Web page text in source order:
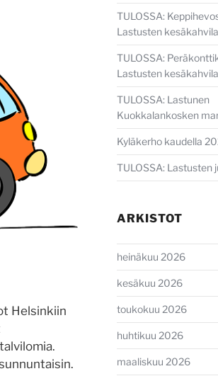
Helsinkiin
TULOSSA:
Lastusten
TULOSSA:
Lastusten
TULOSSA: Lastunen
Kuokkalankosken
Kyläkerho kaudella
TULOSSA: Lastusten
ARKISTOT
heinäkuu 2026
kesäkuu 2026
toukokuu 2026
huhtikuu 2026
maaliskuu 2026